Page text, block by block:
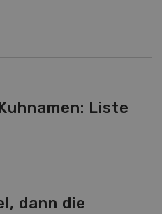
Liste
dann die